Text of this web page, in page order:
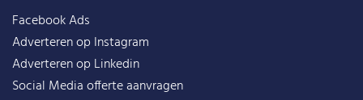
Facebook Ads
Adverteren op Instagram
Adverteren op Linkedin
Social Media offerte aanvragen